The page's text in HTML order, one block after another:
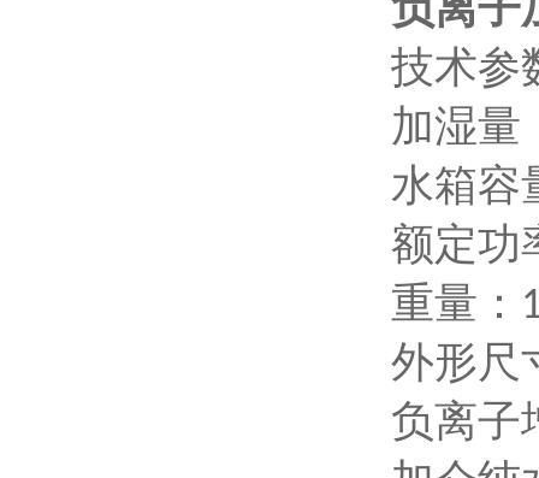
技术参
加湿量
水箱容
额定功
重量：
外形尺
负离子